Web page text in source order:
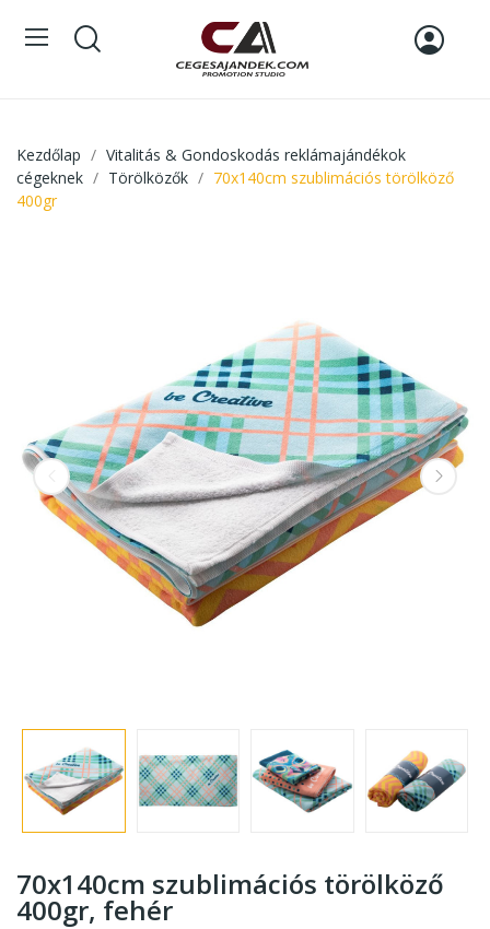
Kezdőlap
Vitalitás & Gondoskodás reklámajándékok
cégeknek
Törölközők
70x140cm szublimációs törölköző
400gr
70x140cm szublimációs törölköző
400gr, fehér